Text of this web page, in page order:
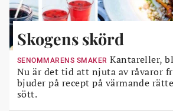
Skogens skörd
SENOMMARENS SMAKER Kantareller,
Nu är det tid att njuta av råvaror
bjuder på recept på värmande
sött.